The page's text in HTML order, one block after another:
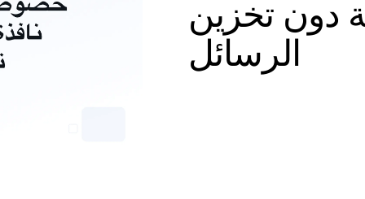
دون تخزين
الرسائل